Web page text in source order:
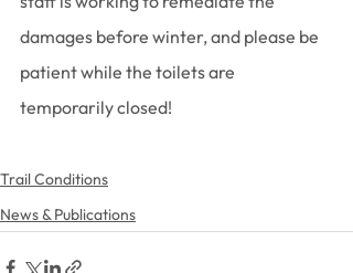
damages before winter, and please be
patient while the toilets are
temporarily closed!
Trail Conditions
News & Publications